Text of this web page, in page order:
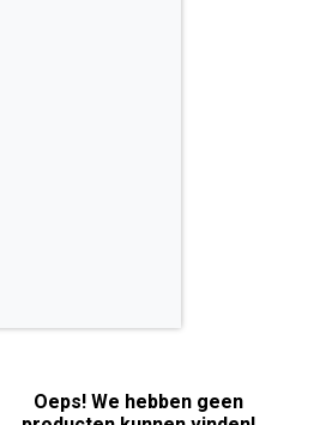
Oeps! We hebben geen